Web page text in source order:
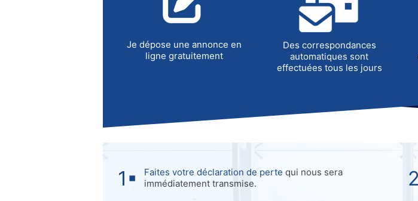
Je dépose une annonce en
ligne gratuitement
Des correspondances
automatiques sont
effectuées tous les jours
Faites votre déclaration de perte qui nous sera
immédiatement transmise.